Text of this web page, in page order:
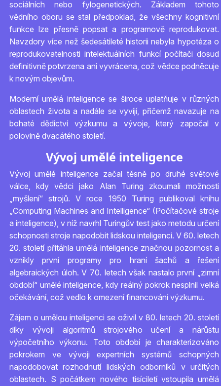
sociálních nebo fylogenetických. Základem tohoto
vědního oboru se stal předpoklad, že všechny kognitivní
funkce lze přesně popsat a programově reprodukovat.
Navzdory více než šedesátileté historii nebyla hypotéza o
reprodukovatelnosti intelektuálních funkcí počítači dosud
definitivně potvrzena ani vyvrácena, což vědce podněcuje
k novým objevům.
Moderní umělá inteligence se široce uplatňuje v různých
oblastech života a nadále se vyvíjí, přičemž navazuje na
bohaté dědictví výzkumu a vývoje, který započal v
polovině dvacátého století.
Vývoj umělé inteligence
Vývoj umělé inteligence začal těsně po druhé světové
válce, kdy vědci jako Alan Turing zkoumali možnosti
„myšlení“ strojů. V roce 1950 Turing publikoval knihu
„Computing Machines and Intelligence“ (Počítačové stroje
a inteligence), v níž navrhl Turingův test jako metodu určení
schopnosti stroje napodobit lidskou inteligenci. V 60. letech
20. století přitáhla umělá inteligence značnou pozornost a
vznikly první programy pro hraní šachů a řešení
algebraických úloh. V 70. letech však nastalo první „zimní
období“ umělé inteligence, kdy reálný pokrok nesplnil velká
očekávání, což vedlo k omezení financování výzkumu.
Zájem o umělou inteligenci se oživil v 80. letech 20. století
díky vývoji algoritmů strojového učení a nárůstu
výpočetního výkonu. Toto období je charakterizováno
pokrokem ve vývoji expertních systémů schopných
napodobovat rozhodnutí lidských odborníků v určitých
oblastech. S počátkem nového tisíciletí vstoupila umělá